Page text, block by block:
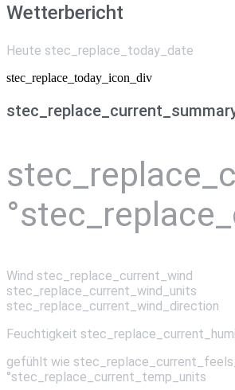
Wetterbericht
Heute stec_replace_today_date
stec_replace_today_icon_div
Wind stec_replace_current_wind
stec_replace_current_wind_units
stec_replace_current_wind_direction
Feuchtigkeit
gefühlt wie
°stec_replace_current_temp_units